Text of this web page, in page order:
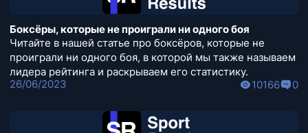
Боксёры, которые не проиграли ни одного боя
Читайте в нашей статье про боксёров, которые не
проиграли ни одного боя, в которой мы также называем
лидера рейтинга и раскрываем его статистику.
26/06/2023
10166 0